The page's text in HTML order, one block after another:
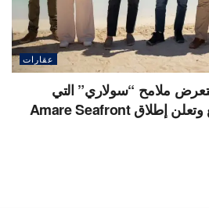
عقارات
ملامح “سولاري” التي
تتشكل على أرض الواقع وتعلن إطلاق Amare Seafront